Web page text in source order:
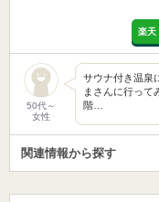
楽天
50代～
女性
サウナ付き温泉
まさんに行って
階…
関連情報から探す